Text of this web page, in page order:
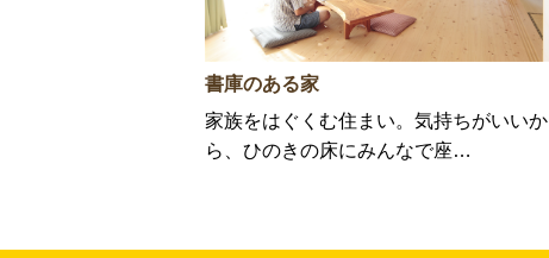
書庫のある家
家族をはぐくむ住まい。気持ちがいいか
ら、ひのきの床にみんなで座…